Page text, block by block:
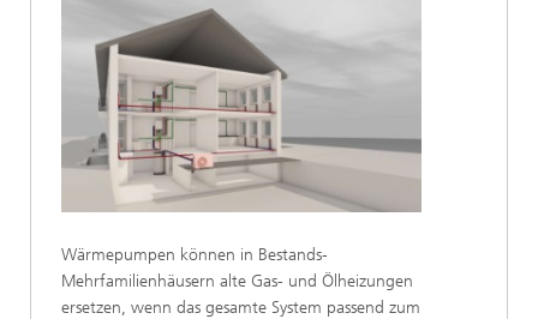
Wärmepumpen können in Bestands-
Mehrfamilienhäusern alte Gas- und Ölheizungen
ersetzen, wenn das gesamte System passend zum